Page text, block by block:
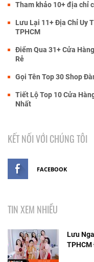
Tham khảo 10+ địa chỉ
Lưu Lại 11+ Địa Chỉ Uy
TPHCM
Điểm Qua 31+ Cửa
Rẻ
Gọi Tên Top 30 Shop
Tiết Lộ Top 10 Cửa Hàng Bán Thiết Bị
Nhất
KẾT NỐI VỚI CHÚNG TÔI
FACEBOOK
TIN XEM NHIỀU
Lưu
TPHCM